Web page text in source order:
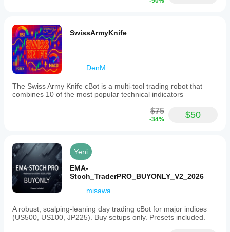
SwissArmyKnife
DenM
The Swiss Army Knife cBot is a multi-tool trading robot that
combines 10 of the most popular technical indicators
$75
-34% $50
Yeni
EMA-
Stoch_TraderPRO_BUYONLY_V2_2026
misawa
A robust, scalping-leaning day trading cBot for major indices
(US500, US100, JP225). Buy setups only. Presets included.